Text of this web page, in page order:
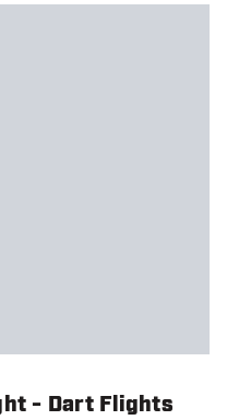
- Dart Flights